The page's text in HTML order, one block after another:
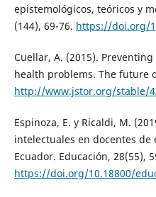
epistemológicos, teóricos y
(144), 69-76. https://doi.org/
Cuellar, A. (2015).
health problems. The future
http://www.jstor.org/stable/
Espinoza, E. y Ricaldi, M.
intelectuales en docentes de
Ecuador. Educación, 28(55),
https://doi.org/10.18800/